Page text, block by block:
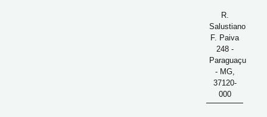
R.
Salustiano
F. Paiva
248 -
Paraguaçu
- MG,
37120-
000